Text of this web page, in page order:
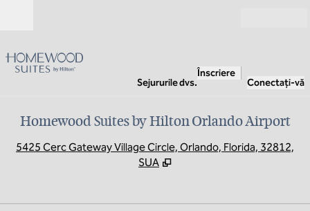
Sejururile dvs.
Înscriere
Conectați-vă
Homewood Suites by Hilton Orlando Airport
5425 Cerc Gateway Village Circle, Orlando, Florida, 32812,
SUA